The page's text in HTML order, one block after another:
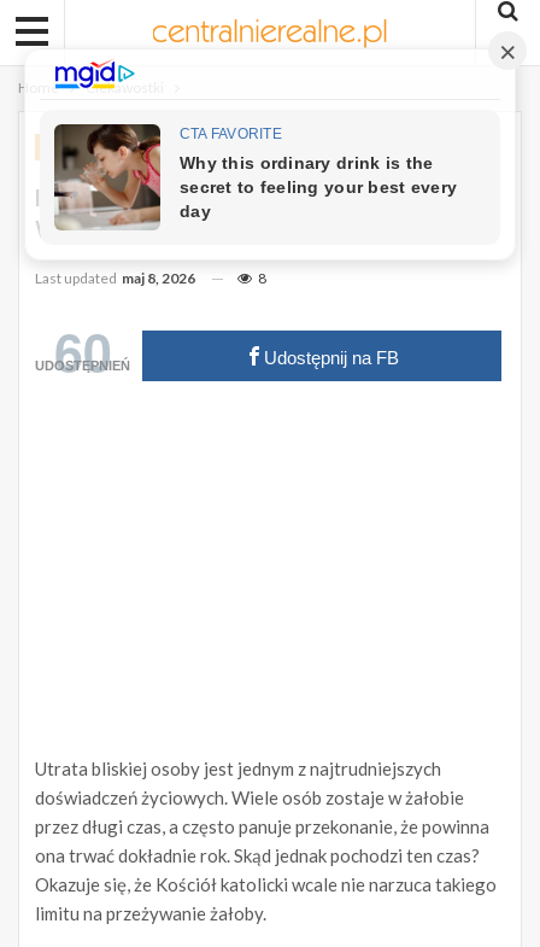
Home Ciekawostki
CIEKAWOSTKI
Ile Trwa Żałoba Według Kościoła?
Wcale Nie Rok
Last updated maj 8, 2026 8
60
UDOSTĘPNIEŃ Udostępnij na FB
Utrata bliskiej osoby jest jednym z najtrudniejszych
doświadczeń życiowych. Wiele osób zostaje w żałobie
przez długi czas, a często panuje przekonanie, że powinna
ona trwać dokładnie rok. Skąd jednak pochodzi ten czas?
Okazuje się, że Kościół katolicki wcale nie narzuca takiego
limitu na przeżywanie żałoby.